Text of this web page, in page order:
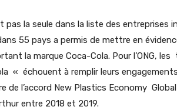
pas la seule dans la liste des entreprises
55 pays a permis de mettre en
la marque Coca-Cola. Pour l’ONG,
« échouent à remplir leurs
de l’accord New Plastics Economy
entre 2018 et 2019.